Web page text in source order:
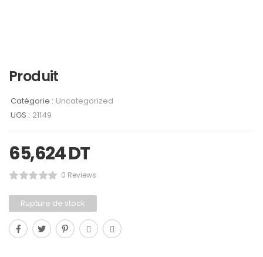
Produit
Catégorie : Uncategorized
UGS : 21149
65,624DT
0 Reviews
Rupture de stock